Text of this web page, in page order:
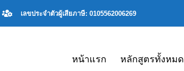
เลขประจําตัวผู้เสียภาษี: 0105562006269
หน้าแรก หลักสูตรทั้งหมด